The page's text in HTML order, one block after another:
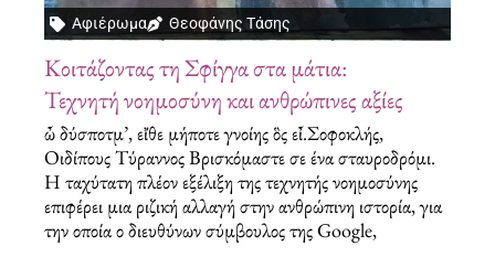
Αφιέρωμα Θεοφάνης Τάσης
Κοιτάζοντας τη Σφίγγα στα μάτια:
Τεχνητή νοημοσύνη και ανθρώπινες αξίες
ὦ δύσποτμ’, εἴθε μήποτε γνοίης ὃς εἶ.Σοφοκλής,
Οιδίπους Τύραννος Βρισκόμαστε σε ένα σταυροδρόμι.
Η ταχύτατη πλέον εξέλιξη της τεχνητής νοημοσύνης
επιφέρει μια ριζική αλλαγή στην ανθρώπινη ιστορία, για
την οποία ο διευθύνων σύμβουλος της Google,